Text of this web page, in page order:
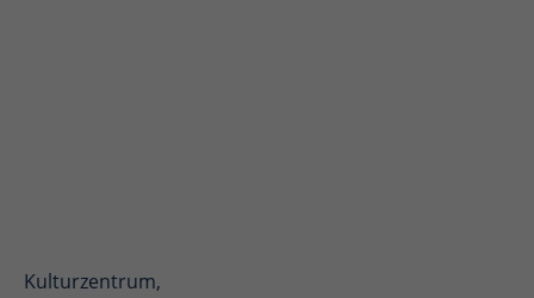
Kulturzentrum,